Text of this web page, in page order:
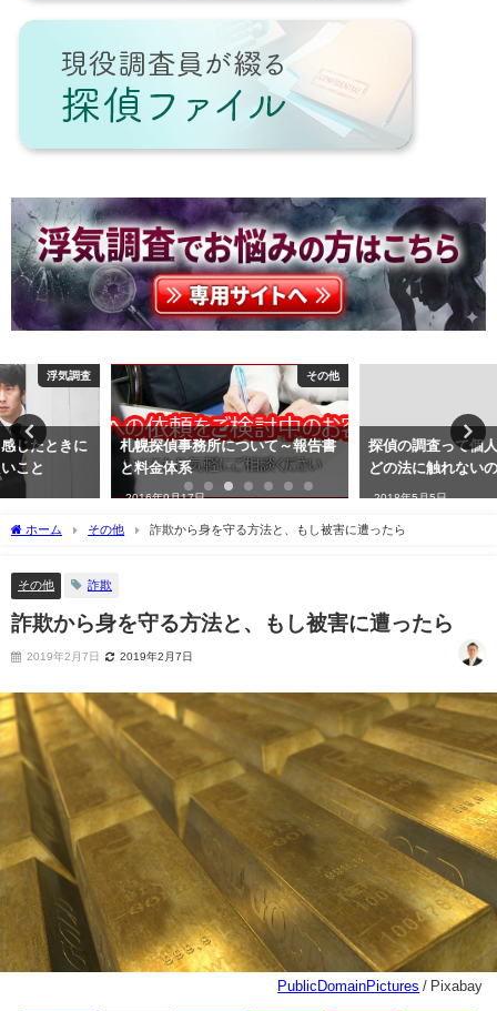
その他
札幌探偵事務所について～報告書
と料金体系
2016年9月17日
探偵の調査って個人情報保護法な
どの法に触れないの？
2018年5月5日
ホーム その他 詐欺から身を守る方法と、もし被害に遭ったら
その他 詐欺
詐欺から身を守る方法と、もし被害に遭ったら
2019年2月7日 2019年2月7日
PublicDomainPictures / Pixabay